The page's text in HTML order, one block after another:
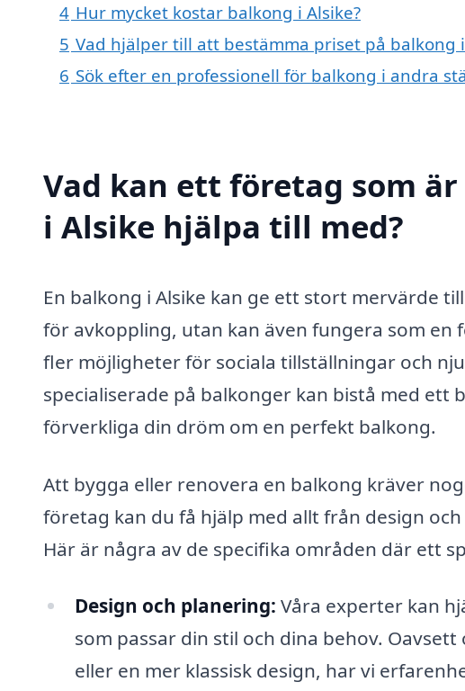
4 Hur mycket kostar balkong i Alsike?
5 Vad hjälper till att bestämma priset på balkong i
6 Sök efter en professionell för balkong i andra
Vad kan ett företag som
i Alsike hjälpa till med?
En balkong i Alsike kan ge ett stort mervärde
för avkoppling, utan kan även fungera som
fler möjligheter för sociala tillställningar och
specialiserade på balkonger kan bistå med
förverkliga din dröm om en perfekt balkong.
Att bygga eller renovera en balkong kräver
företag kan du få hjälp med allt från design
Här är några av de specifika områden där ett
Design och planering: Våra experter kan
som passar din stil och dina behov.
eller en mer klassisk design, har vi